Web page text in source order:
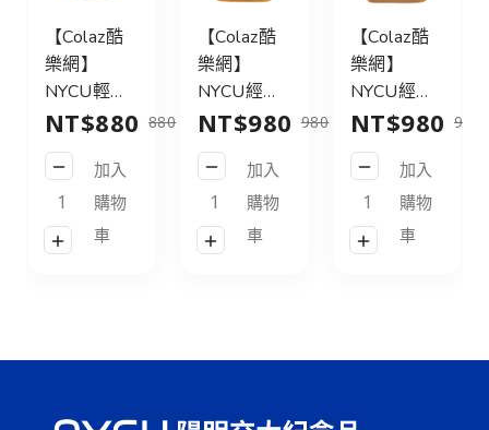
【Colaz酷
樂網】
NYCU輕旅
行後背包
21L_黑／
NYCU
Backpack
21L_Black
NT$880 880
加入
購物
車
【Colaz酷
樂網】
NYCU經典
後背包31L
皮標款_黑
／NYCU
Backpack
31L_Black
NT$980 980
加入
購物
車
【Colaz酷
樂網】
NYCU經典
後背包31L
皮標款_灰
綠／NYCU
Backpack
31L_Green
NT$980 980
加入
購物
車